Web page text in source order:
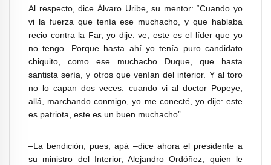
Al respecto, dice Álvaro Uribe, su mentor: “Cuando yo
vi la fuerza que tenía ese muchacho, y que hablaba
recio contra la Far, yo dije: ve, este es el líder que yo
no tengo. Porque hasta ahí yo tenía puro candidato
chiquito, como ese muchacho Duque, que hasta
santista sería, y otros que venían del interior. Y al toro
no lo capan dos veces: cuando vi al doctor Popeye,
allá, marchando conmigo, yo me conecté, yo dije: este
es patriota, este es un buen muchacho”.
–La bendición, pues, apá –dice ahora el presidente a
su ministro del Interior, Alejandro Ordóñez, quien le